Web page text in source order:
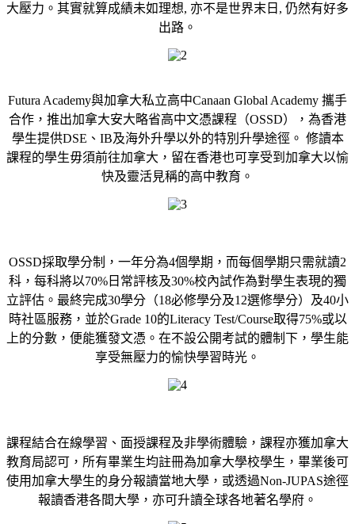
大壓力。其實就算成績未如理想, 亦不是世界末日, 仍然有好多
出路。
Futura Academy與加拿大私立高中Canaan Global Academy 攜手
合作，推出加拿大安大略省高中文憑課程（OSSD），為香港
學生提供DSE、IB及海外升學以外的特別升學途徑。 修讀本
課程的學生毋須前往加拿大，留在香港也可享受到加拿大以愉
快及靈活見稱的高中教育。
OSSD採取學分制，一年分為4個學期，而每個學期只需就讀2
科，每科將以70%日常評核及30%校內試作為對學生表現的獨
立評估。最終完成30學分（18必修學分及12選修學分）及40小
時社區服務，並於Grade 10的Literacy Test/Course取得75%或以
上的分數，便能獲發文憑。在不設公開考試的體制下，學生能
享受無壓力的愉快學習時光。
課程結合在線學習、面授課程及非學術體驗，課程亦獲加拿大
教育局認可，所有畢業生均註冊為加拿大學校學生，畢業後可
使用加拿大學生的身分報讀當地大學，或透過Non-JUPAS途徑
報讀香港各間大學，亦可升讀全球各地著名學府。